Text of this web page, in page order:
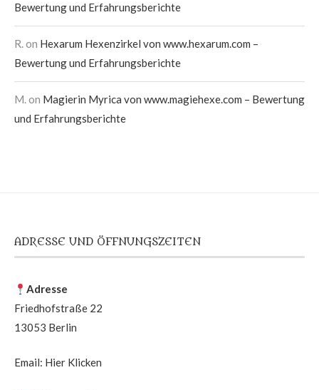
Bewertung und Erfahrungsberichte
R.on Hexarum Hexenzirkel von www.hexarum.com –
Bewertung und Erfahrungsberichte
M.on Magierin Myrica von www.magiehexe.com – Bewertung
und Erfahrungsberichte
ADRESSE UND ÖFFNUNGSZEITEN
Adresse
Friedhofstraße 22
13053 Berlin
Email: Hier Klicken